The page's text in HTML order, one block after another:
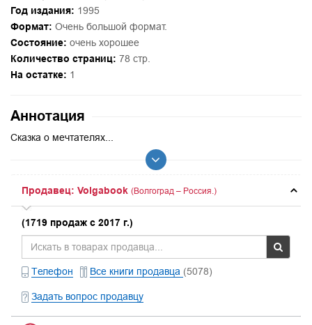
Год издания: 1995
Формат: Очень большой формат.
Состояние: очень хорошее
Количество страниц: 78 стр.
На остатке: 1
Аннотация
Сказка о мечтателях...
Продавец: Volgabook (Волгоград – Россия.)
(1719 продаж с 2017 г.)
Телефон Все книги продавца (5078)
Задать вопрос продавцу